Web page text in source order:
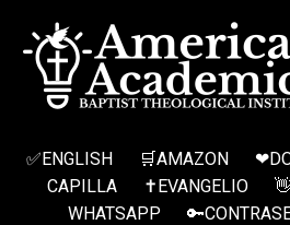
✅ENGLISH 🛒AMAZON
CAPILLA
✝EVANGELIO
WHATSAPP